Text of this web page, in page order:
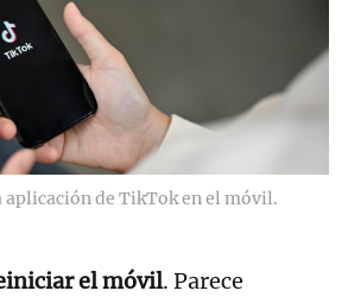
aplicación de TikTok en el móvil.
el móvil. Parece